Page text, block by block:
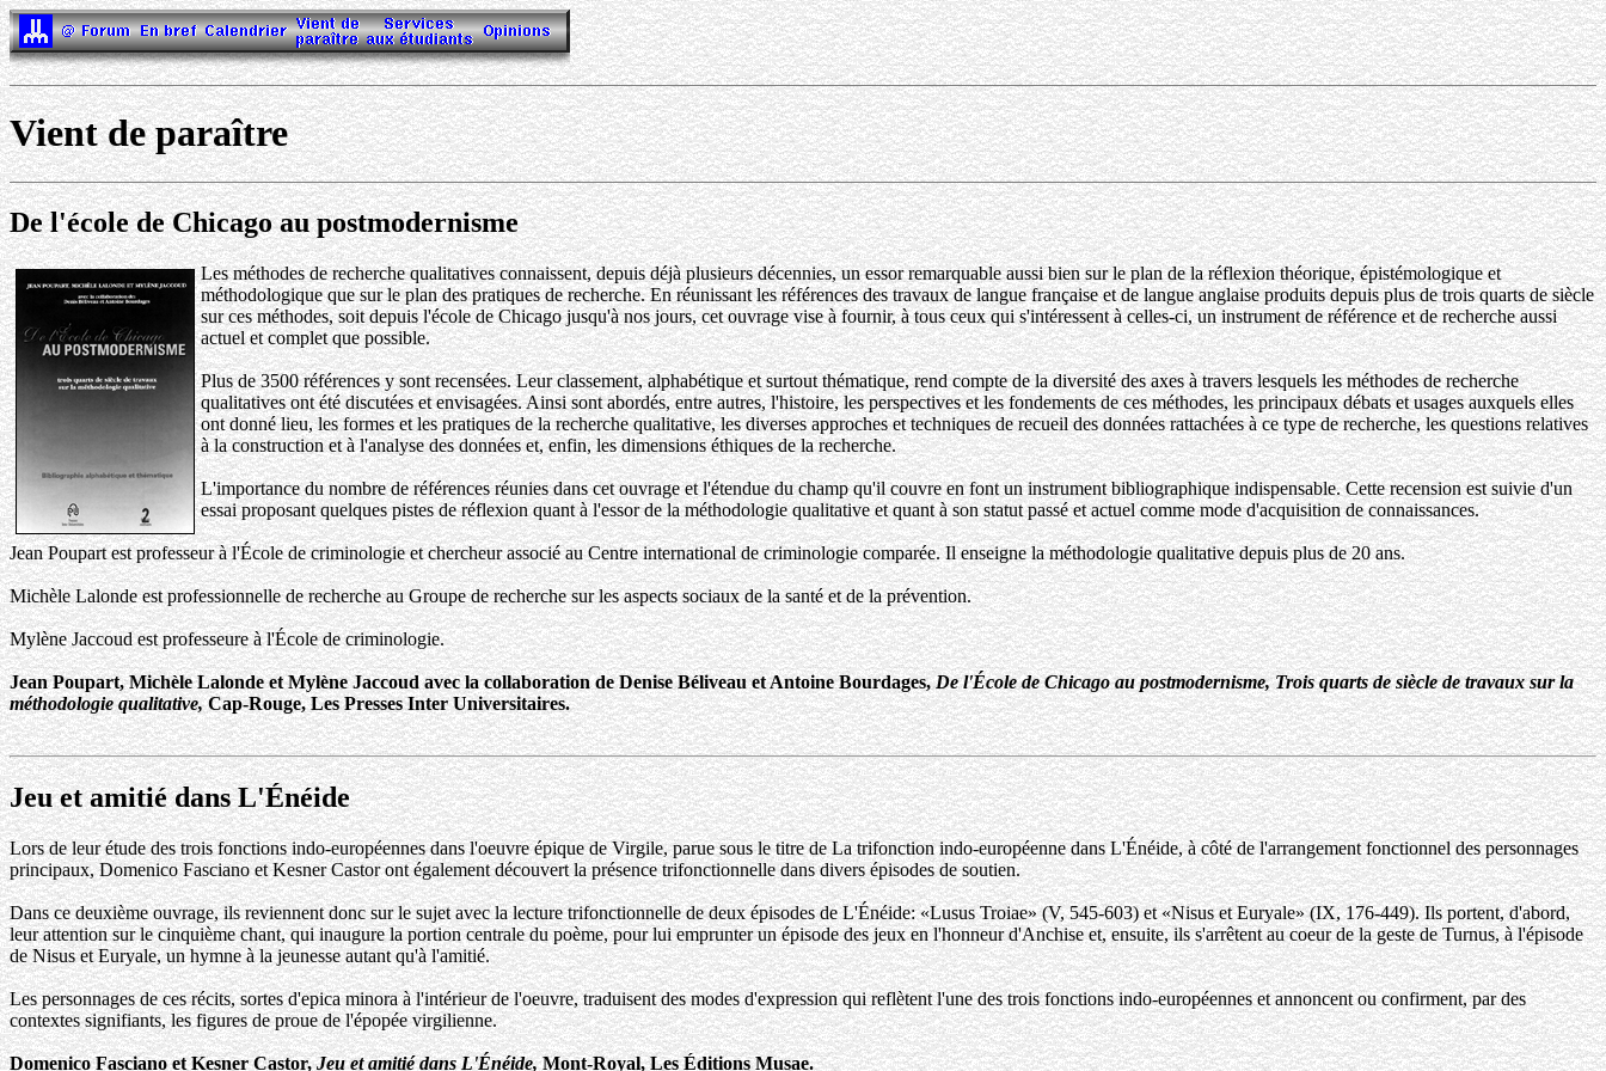
Vient de paraître
De l'école de Chicago au postmodernisme
Les méthodes de recherche qualitatives connaissent, depuis déjà plusieurs décennies, un essor remarquable aussi bien sur le plan de la réflexion théorique, épistémologique et
méthodologique que sur le plan des pratiques de recherche. En réunissant les références des travaux de langue française et de langue anglaise produits depuis plus de trois quarts de siècle
sur ces méthodes, soit depuis l'école de Chicago jusqu'à nos jours, cet ouvrage vise à fournir, à tous ceux qui s'intéressent à celles-ci, un instrument de référence et de recherche aussi
actuel et complet que possible.
Plus de 3500 références y sont recensées. Leur classement, alphabétique et surtout thématique, rend compte de la diversité des axes à travers lesquels les méthodes de recherche
qualitatives ont été discutées et envisagées. Ainsi sont abordés, entre autres, l'histoire, les perspectives et les fondements de ces méthodes, les principaux débats et usages auxquels elles
ont donné lieu, les formes et les pratiques de la recherche qualitative, les diverses approches et techniques de recueil des données rattachées à ce type de recherche, les questions relatives
à la construction et à l'analyse des données et, enfin, les dimensions éthiques de la recherche.
L'importance du nombre de références réunies dans cet ouvrage et l'étendue du champ qu'il couvre en font un instrument bibliographique indispensable. Cette recension est suivie d'un
essai proposant quelques pistes de réflexion quant à l'essor de la méthodologie qualitative et quant à son statut passé et actuel comme mode d'acquisition de connaissances.
Jean Poupart est professeur à l'École de criminologie et chercheur associé au Centre international de criminologie comparée. Il enseigne la méthodologie qualitative depuis plus de 20 ans.
Michèle Lalonde est professionnelle de recherche au Groupe de recherche sur les aspects sociaux de la santé et de la prévention.
Mylène Jaccoud est professeure à l'École de criminologie.
Jean Poupart, Michèle Lalonde et Mylène Jaccoud avec la collaboration de Denise Béliveau et Antoine Bourdages,De l'École de Chicago au postmodernisme, Trois quarts de siècle de travaux sur la
méthodologie qualitative,Cap-Rouge, Les Presses Inter Universitaires.
Jeu et amitié dans L'Énéide
Lors de leur étude des trois fonctions indo-européennes dans l'oeuvre épique de Virgile, parue sous le titre de La trifonction indo-européenne dans L'Énéide, à côté de l'arrangement fonctionnel des personnages
principaux, Domenico Fasciano et Kesner Castor ont également découvert la présence trifonctionnelle dans divers épisodes de soutien.
Dans ce deuxième ouvrage, ils reviennent donc sur le sujet avec la lecture trifonctionnelle de deux épisodes de L'Énéide: «Lusus Troiae» (V, 545-603) et «Nisus et Euryale» (IX, 176-449). Ils portent, d'abord,
leur attention sur le cinquième chant, qui inaugure la portion centrale du poème, pour lui emprunter un épisode des jeux en l'honneur d'Anchise et, ensuite, ils s'arrêtent au coeur de la geste de Turnus, à l'épisode
de Nisus et Euryale, un hymne à la jeunesse autant qu'à l'amitié.
Les personnages de ces récits, sortes d'epica minora à l'intérieur de l'oeuvre, traduisent des modes d'expression qui reflètent l'une des trois fonctions indo-européennes et annoncent ou confirment, par des
contextes signifiants, les figures de proue de l'épopée virgilienne.
Domenico Fasciano et Kesner Castor,Jeu et amitié dans L'Énéide,Mont-Royal, Les Éditions Musae.